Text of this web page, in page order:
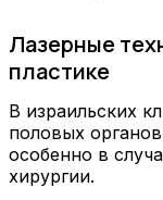
Лазерные
пластике
В израильских
половых
особенно в
хирургии.